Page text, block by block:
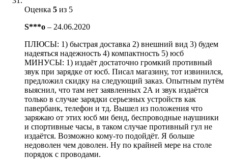
Оценка 5 из 5
S***o – 24.06.2020
ПЛЮСЫ: 1) быстрая доставка 2) внешний вид 3) будем
надеяться надежность 4) компактность 5) юсб
МИНУСЫ: 1) издаёт достаточно громкий противный
звук при зарядке от юсб. Писал магазину, тот извинился,
предложил скидку на следующий заказ. Опытным путём
выяснил, что там нет заявленных 2А и звук издаётся
только в случае зарядки серьезных устройств как
павербанк, телефон и тд. Вышел из положения что
заряжаю от этих юсб ми бенд, беспроводные наушники
и спортивные часы, в таком случае противный гул не
издаётся. Возможно кому-то подойдёт. Я больше
недоволен чем доволен. Ну по крайней мере на столе
порядок с проводами.